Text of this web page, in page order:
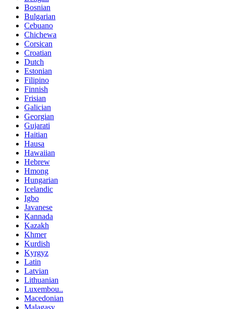
Bosnian
Bulgarian
Cebuano
Chichewa
Corsican
Croatian
Dutch
Estonian
Filipino
Finnish
Frisian
Galician
Georgian
Gujarati
Haitian
Hausa
Hawaiian
Hebrew
Hmong
Hungarian
Icelandic
Igbo
Javanese
Kannada
Kazakh
Khmer
Kurdish
Kyrgyz
Latin
Latvian
Lithuanian
Luxembou..
Macedonian